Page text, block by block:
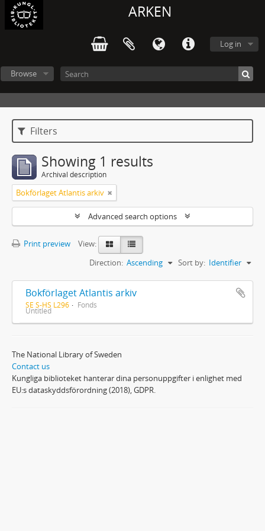
ARKEN
Log in
Browse
Filters
Showing 1 results
Archival description
Bokförlaget Atlantis arkiv
Advanced search options
Print preview
View:
Sort by: Identifier
Direction: Ascending
Bokförlaget Atlantis arkiv
SE S-HS L296 Fonds
Untitled
The National Library of Sweden
Contact us
Kungliga biblioteket hanterar dina personuppgifter i enlighet med
EU:s dataskyddsförordning (2018), GDPR.